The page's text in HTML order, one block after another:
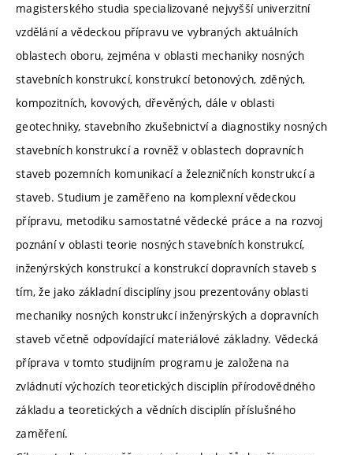
magisterského studia specializované nejvyšší univerzitní
vzdělání a vědeckou přípravu ve vybraných aktuálních
oblastech oboru, zejména v oblasti mechaniky nosných
stavebních konstrukcí, konstrukcí betonových, zděných,
kompozitních, kovových, dřevěných, dále v oblasti
geotechniky, stavebního zkušebnictví a diagnostiky nosných
stavebních konstrukcí a rovněž v oblastech dopravních
staveb pozemních komunikací a železničních konstrukcí a
staveb. Studium je zaměřeno na komplexní vědeckou
přípravu, metodiku samostatné vědecké práce a na rozvoj
poznání v oblasti teorie nosných stavebních konstrukcí,
inženýrských konstrukcí a konstrukcí dopravních staveb s
tím, že jako základní disciplíny jsou prezentovány oblasti
mechaniky nosných konstrukcí inženýrských a dopravních
staveb včetně odpovídající materiálové základny. Vědecká
příprava v tomto studijním programu je založena na
zvládnutí výchozích teoretických disciplín přírodovědného
základu a teoretických a vědních disciplín příslušného
zaměření.